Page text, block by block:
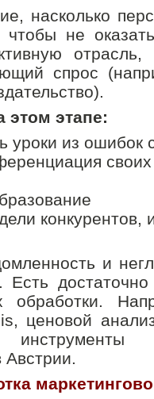
насколько
не
спрос
этапе:
уроки из ошибок
и
ценовой
Австрии.